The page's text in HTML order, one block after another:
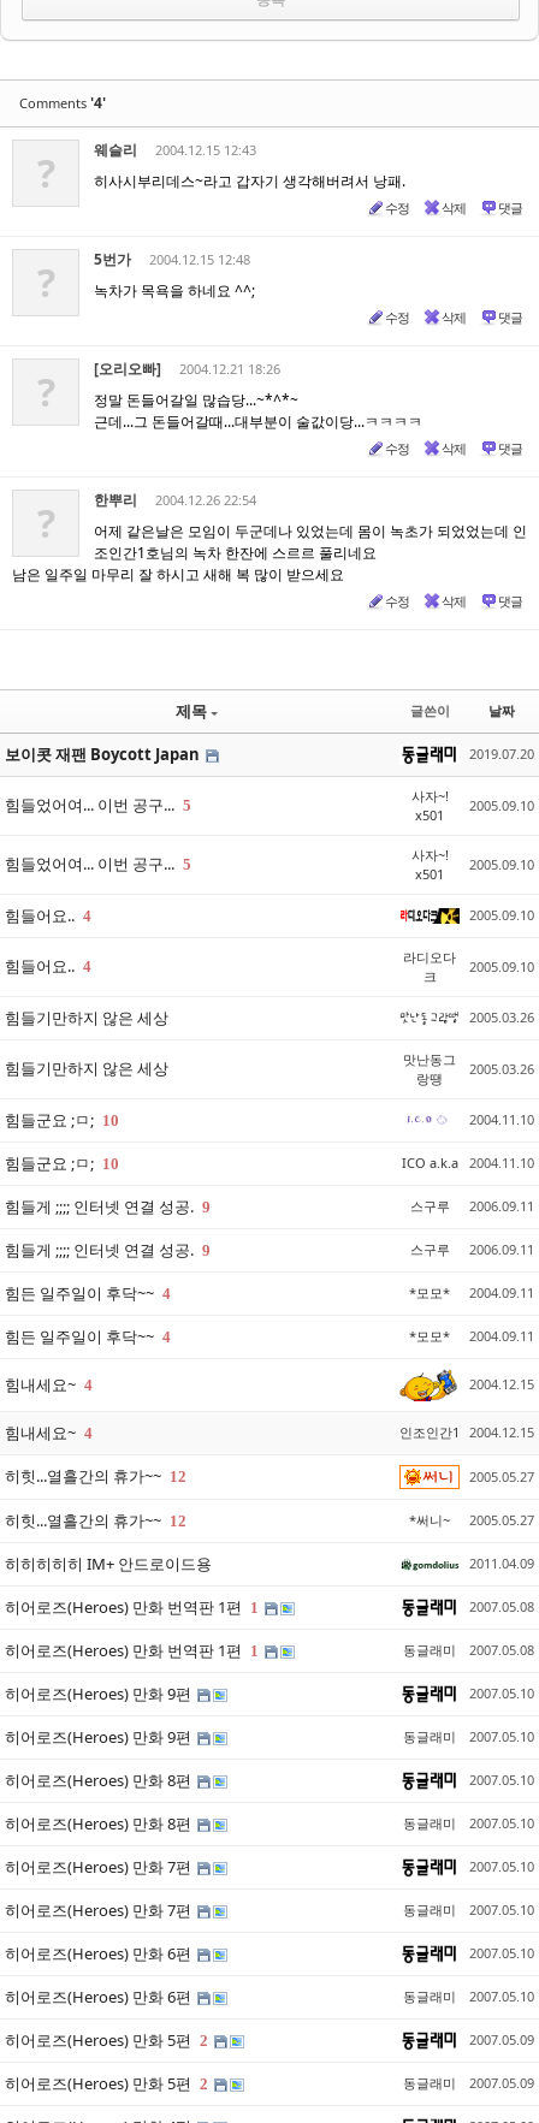
Comments '4'
? 웨슬리 2004.12.15 12:43
히사시부리데스~라고 갑자기 생각해버려서 낭패.
수정 삭제 댓글
? 5번가 2004.12.15 12:48
녹차가 목욕을 하네요 ^^;
수정 삭제 댓글
? [오리오빠] 2004.12.21 18:26
정말 돈들어갈일 많습당...~*^*~
근데...그 돈들어갈때...대부분이 술값이당...ㅋㅋㅋㅋ
수정 삭제 댓글
? 한뿌리 2004.12.26 22:54
어제 같은날은 모임이 두군데나 있었는데 몸이 녹초가 되었었는데 인
조인간1호님의 녹차 한잔에 스르르 풀리네요
남은 일주일 마무리 잘 하시고 새해 복 많이 받으세요
수정 삭제 댓글
제목 글쓴이 날짜
보이콧 재팬 Boycott Japan 2019.07.20
힘들었어여... 이번 공구... 5
사자~!
x501
2005.09.10
힘들었어여... 이번 공구... 5
사자~!
x501
2005.09.10
힘들어요.. 4 2005.09.10
힘들어요.. 4
라디오다
크
2005.09.10
힘들기만하지 않은 세상 2005.03.26
힘들기만하지 않은 세상
맛난동그
랑땡
2005.03.26
힘들군요 ;ㅁ; 10 2004.11.10
힘들군요 ;ㅁ; 10 ICO a.k.a 2004.11.10
힘들게 ;;;; 인터넷 연결 성공. 9 스구루 2006.09.11
힘들게 ;;;; 인터넷 연결 성공. 9 스구루 2006.09.11
힘든 일주일이 후닥~~ 4 *모모* 2004.09.11
힘든 일주일이 후닥~~ 4 *모모* 2004.09.11
힘내세요~ 4 2004.12.15
힘내세요~ 4 인조인간1 2004.12.15
히힛...열흘간의 휴가~~ 12 2005.05.27
히힛...열흘간의 휴가~~ 12 *써니~ 2005.05.27
히히히히히 IM+ 안드로이드용 2011.04.09
히어로즈(Heroes) 만화 번역판 1편 1 2007.05.08
히어로즈(Heroes) 만화 번역판 1편 1 동글래미 2007.05.08
히어로즈(Heroes) 만화 9편 2007.05.10
히어로즈(Heroes) 만화 9편 동글래미 2007.05.10
히어로즈(Heroes) 만화 8편 2007.05.10
히어로즈(Heroes) 만화 8편 동글래미 2007.05.10
히어로즈(Heroes) 만화 7편 2007.05.10
히어로즈(Heroes) 만화 7편 동글래미 2007.05.10
히어로즈(Heroes) 만화 6편 2007.05.10
히어로즈(Heroes) 만화 6편 동글래미 2007.05.10
히어로즈(Heroes) 만화 5편 2 2007.05.09
히어로즈(Heroes) 만화 5편 2 동글래미 2007.05.09